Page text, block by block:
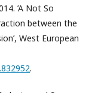
’A Not So
between the
West European
.